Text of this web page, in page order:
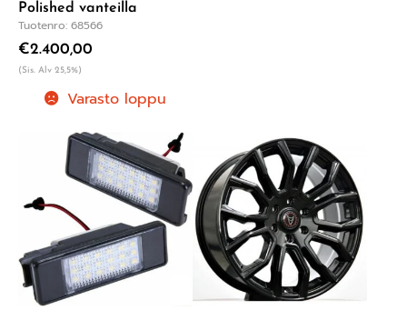
Polished vanteilla
Tuotenro: 68566
€2.400,00
(Sis. Alv 25,5%)
Varasto loppu